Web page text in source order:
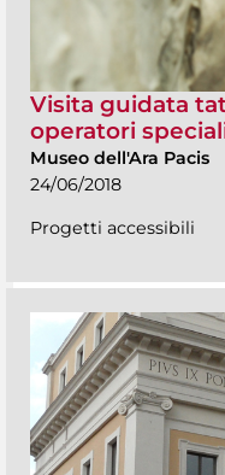
Visita guidata
operatori
Museo dell'Ara Pacis
24/06/2018
Progetti accessibili